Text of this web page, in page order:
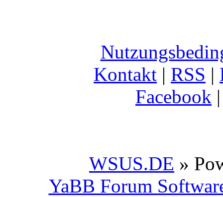
Kontakt | RSS |
Facebook
WSUS.DE »
YaBB Forum